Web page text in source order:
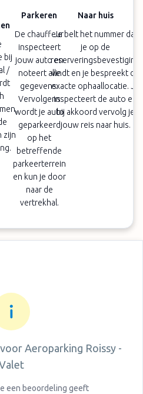
bij
/
zijn
Parkeren
De chauffeur
inspecteert
jouw auto en
noteert alle
gegevens.
Vervolgens
wordt je auto
geparkeerd
op het
betreffende
parkeerterrein
en kun je door
naar de
vertrekhal.
Naar huis
Je belt het nummer dat
je op de
reserveringsbevestiging
vindt en je bespreekt de
exacte ophaallocatie. Je
inspecteert de auto en
bij akkoord vervolg je
jouw reis naar huis.
Aeroparking Roissy -
een beoordeling geeft